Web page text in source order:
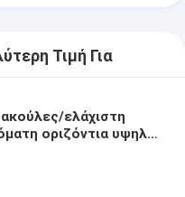
Τιμή Για
ελάχιστη
οριζόντια υψηλή